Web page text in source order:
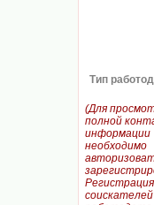
Тип
(Для
полной
информации
необходимо